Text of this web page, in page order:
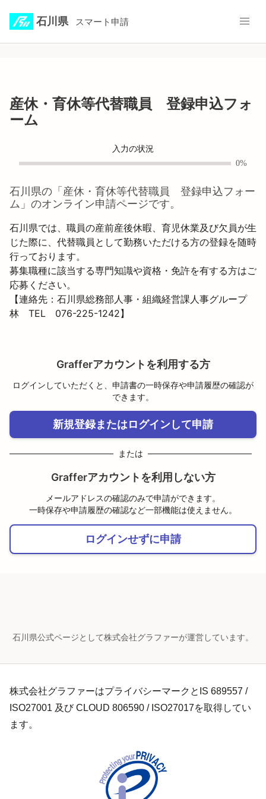
石川県 スマート申請
産休・育休等代替職員 登録申込フォ
ーム
入力の状況
0%
石川県の「 産休・育休等代替職員 登録申込フォー
ム 」のオンライン申請ページです。
石川県では、職員の産前産後休暇、育児休業及び欠員が生
じた際に、代替職員として勤務いただける方の登録を随時
行っております。
募集職種に該当する専門知識や資格・免許を有する方はご
応募ください。
【連絡先：石川県総務部人事・組織経営課人事グループ
林　TEL　076-225-1242】
Grafferアカウントを利用する方
ログインしていただくと、申請書の一時保存や申請履歴の確認が
できます。
新規登録またはログインして申請
または
Grafferアカウントを利用しない方
メールアドレスの確認のみで申請ができます。
一時保存や申請履歴の確認など一部機能は使えません。
ログインせずに申請
石川県公式ページとして株式会社グラファーが運営しています。
株式会社グラファーはプライバシーマークとIS 689557 /
ISO27001 及び CLOUD 806590 / ISO27017を取得してい
ます。